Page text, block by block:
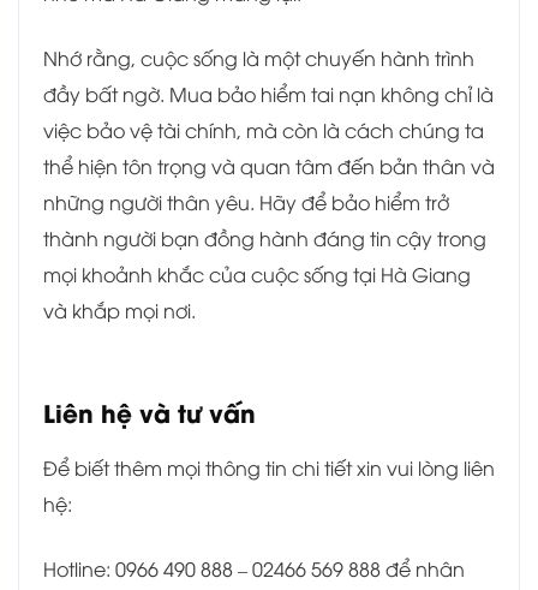
Nhớ rằng, cuộc sống là một chuyến hành trình
đầy bất ngờ. Mua bảo hiểm tai nạn không chỉ là
việc bảo vệ tài chính, mà còn là cách chúng ta
thể hiện tôn trọng và quan tâm đến bản thân và
những người thân yêu. Hãy để bảo hiểm trở
thành người bạn đồng hành đáng tin cậy trong
mọi khoảnh khắc của cuộc sống tại Hà Giang
và khắp mọi nơi.
Liên hệ và tư vấn
Để biết thêm mọi thông tin chi tiết xin vui lòng liên
hệ:
Hotline: 0966 490 888 – 02466 569 888 để nhân